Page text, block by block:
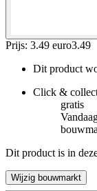
Prijs: 3.49 euro3.49
Dit product
Click &
gratis
Dit product is in
Wijzig bouwmarkt